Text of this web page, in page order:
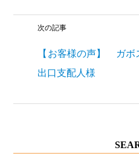
次の記事
【お客様の声】 ガ
出口支配人様